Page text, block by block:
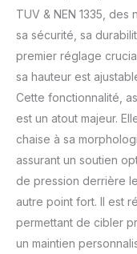
TUV & NEN 1335,
sa sécurité, sa
premier réglage
sa hauteur est
Cette fonctionnalité,
est un atout majeur.
chaise à sa
assurant un soutien
de pression derrière
autre point fort. Il est
permettant de cibler
un maintien